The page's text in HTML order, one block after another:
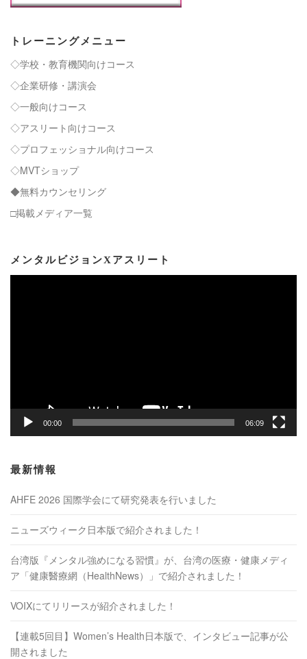
トレーニングメニュー
◇学校・教育機関向けコース
◇企業研修・講演会
◇一般向けコース
◇アスリート向けコース
◇プロフェッショナル向けコース
◇MVTショップ
◆無料カウンセリング
□掲載メディア一覧
メンタルビジョンXアスリート
00:00 06:09
最新情報
AHFE 2026 国際学会にて研究発表を行いました
ニューズウィーク日本版で紹介されました！
台湾版『メンタル強めになる習慣』が、台湾の医療・健康メディ
ア「健康醫療網（HealthNews）」で紹介されました！
VOIXにてリリースが紹介されました！
【連載5回目】Women’s Health日本版で、インタビュー記事が公
開されました